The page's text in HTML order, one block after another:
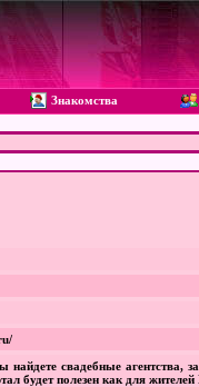
Знакомства
свадебные агентства,
будет полезен как для